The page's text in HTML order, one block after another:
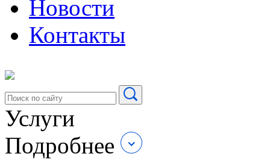
Новости
Контакты
Услуги
Подробнее